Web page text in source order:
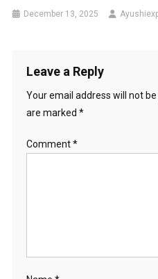
December 13, 2025
Leave a Reply
Your email address will not be
are marked *
Comment*